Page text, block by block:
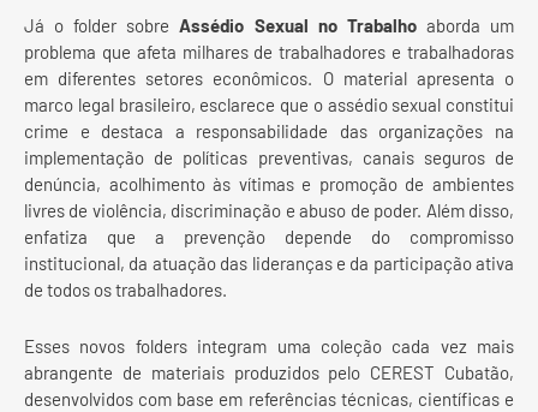
Já o folder sobreAssédio Sexual no Trabalhoaborda um
problema que afeta milhares de trabalhadores e trabalhadoras
em diferentes setores econômicos. O material apresenta o
marco legal brasileiro, esclarece que o assédio sexual constitui
crime e destaca a responsabilidade das organizações na
implementação de políticas preventivas, canais seguros de
denúncia, acolhimento às vítimas e promoção de ambientes
livres de violência, discriminação e abuso de poder. Além disso,
enfatiza que a prevenção depende do compromisso
institucional, da atuação das lideranças e da participação ativa
de todos os trabalhadores.
Esses novos folders integram uma coleção cada vez mais
abrangente de materiais produzidos pelo CEREST Cubatão,
desenvolvidos com base em referências técnicas, científicas e